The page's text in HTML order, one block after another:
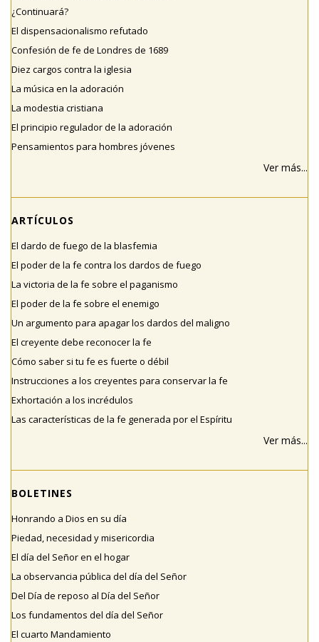
¿Continuará?
El dispensacionalismo refutado
Confesión de fe de Londres de 1689
Diez cargos contra la iglesia
La música en la adoración
La modestia cristiana
El principio regulador de la adoración
Pensamientos para hombres jóvenes
Ver más...
ARTÍCULOS
El dardo de fuego de la blasfemia
El poder de la fe contra los dardos de fuego
La victoria de la fe sobre el paganismo
El poder de la fe sobre el enemigo
Un argumento para apagar los dardos del maligno
El creyente debe reconocer la fe
Cómo saber si tu fe es fuerte o débil
Instrucciones a los creyentes para conservar la fe
Exhortación a los incrédulos
Las características de la fe generada por el Espíritu
Ver más...
BOLETINES
Honrando a Dios en su día
Piedad, necesidad y misericordia
El día del Señor en el hogar
La observancia pública del día del Señor
Del Día de reposo al Día del Señor
Los fundamentos del día del Señor
El cuarto Mandamiento